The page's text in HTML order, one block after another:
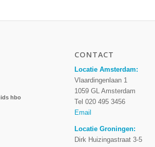
hbo
CONTACT
Locatie Amsterdam:
Vlaardingenlaan 1
1059 GL Amsterdam
Tel 020 495 3456
Email
Locatie Groningen:
Dirk Huizingastraat 3-5